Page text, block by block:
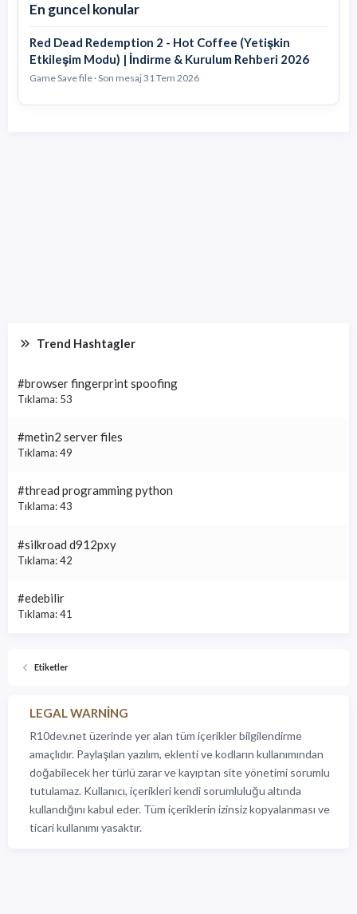
En guncel konular
Red Dead Redemption 2 - Hot Coffee (Yetişkin
Etkileşim Modu) | İndirme & Kurulum Rehberi 2026
Game Save file · Son mesaj31 Tem 2026
Trend Hashtagler
#browser fingerprint spoofing
Tıklama: 53
#metin2 server files
Tıklama: 49
#thread programming python
Tıklama: 43
#silkroad d912pxy
Tıklama: 42
#edebilir
Tıklama: 41
Etiketler
LEGAL WARNING
R10dev.net üzerinde yer alan tüm içerikler bilgilendirme
amaçlıdır. Paylaşılan yazılım, eklenti ve kodların kullanımından
doğabilecek her türlü zarar ve kayıptan site yönetimi sorumlu
tutulamaz. Kullanıcı, içerikleri kendi sorumluluğu altında
kullandığını kabul eder. Tüm içeriklerin izinsiz kopyalanması ve
ticari kullanımı yasaktır.